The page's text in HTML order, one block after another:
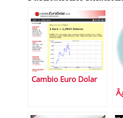
Cambio Euro Dolar